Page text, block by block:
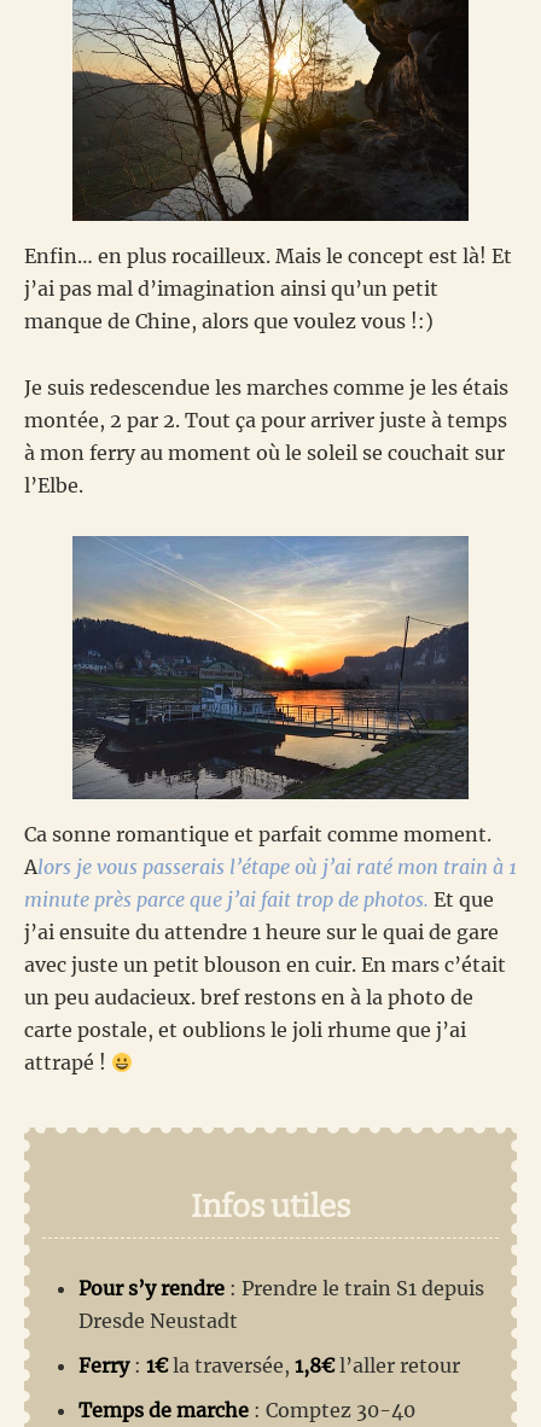
Enfin… en plus rocailleux. Mais le concept est là! Et
j’ai pas mal d’imagination ainsi qu’un petit
manque de Chine, alors que voulez vous !:)
Je suis redescendue les marches comme je les étais
montée, 2 par 2. Tout ça pour arriver juste à temps
à mon ferry au moment où le soleil se couchait sur
l’Elbe.
Ca sonne romantique et parfait comme moment.
Alors je vous passerais l’étape où j’ai raté mon train à 1
minute près parce que j’ai fait trop de photos. Et que
j’ai ensuite du attendre 1 heure sur le quai de gare
avec juste un petit blouson en cuir. En mars c’était
un peu audacieux. bref restons en à la photo de
carte postale, et oublions le joli rhume que j’ai
attrapé !
Infos utiles
Pour s’y rendre : Prendre le train S1 depuis
Dresde Neustadt
Ferry: 1€la traversée, 1,8€l’aller retour
Temps de marche : Comptez 30-40